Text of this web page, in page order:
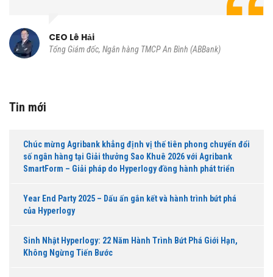
CEO Lê Hải
Tổng Giám đốc, Ngân hàng TMCP An Bình (ABBank)
Tin mới
Chúc mừng Agribank khẳng định vị thế tiên phong chuyển đổi
số ngân hàng tại Giải thưởng Sao Khuê 2026 với Agribank
SmartForm – Giải pháp do Hyperlogy đồng hành phát triển
Year End Party 2025 – Dấu ấn gắn kết và hành trình bứt phá
của Hyperlogy
Sinh Nhật Hyperlogy: 22 Năm Hành Trình Bứt Phá Giới Hạn,
Không Ngừng Tiến Bước